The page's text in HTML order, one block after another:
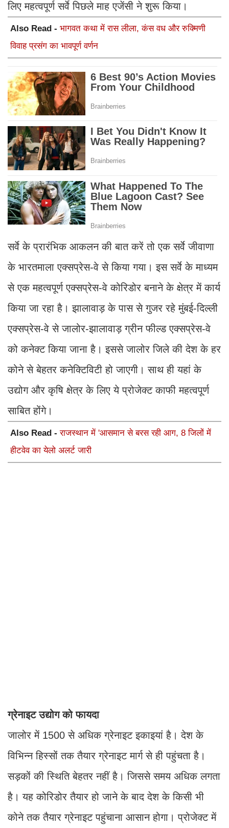
लिए महत्वपूर्ण सर्वे पिछले माह एजेंसी ने शुरू किया।
Also Read - भागवत कथा में रास लीला, कंस वध और रुक्मिणी
विवाह प्रसंग का भावपूर्ण वर्णन
सर्वे के प्रारंभिक आकलन की बात करें तो एक सर्वे जीवाणा
के भारतमाला एक्सप्रेस-वे से किया गया। इस सर्वे के माध्यम
से एक महत्वपूर्ण एक्सप्रेस-वे कोरिडोर बनाने के क्षेत्र में कार्य
किया जा रहा है। झालावाड़ के पास से गुजर रहे मुंबई-दिल्ली
एक्सप्रेस-वे से जालोर-झालावाड़ ग्रीन फील्ड एक्सप्रेस-वे
को कनेक्ट किया जाना है। इससे जालोर जिले की देश के हर
कोने से बेहतर कनेक्टिविटी हो जाएगी। साथ ही यहां के
उद्योग और कृषि क्षेत्र के लिए ये प्रोजेक्ट काफी महत्वपूर्ण
साबित होंगे।
Also Read -राजस्थान में 'आसमान से बरस रही आग, 8 जिलों में
हीटवेव का येलो अलर्ट जारी
ग्रेनाइट उद्योग को फायदा
जालोर में 1500 से अधिक ग्रेनाइट इकाइयां है। देश के
विभिन्न हिस्सों तक तैयार ग्रेनाइट मार्ग से ही पहुंचता है।
सड़कों की स्थिति बेहतर नहीं है। जिससे समय अधिक लगता
है। यह कोरिडोर तैयार हो जाने के बाद देश के किसी भी
कोने तक तैयार ग्रेनाइट पहुंचाना आसान होगा। प्रोजेक्ट में